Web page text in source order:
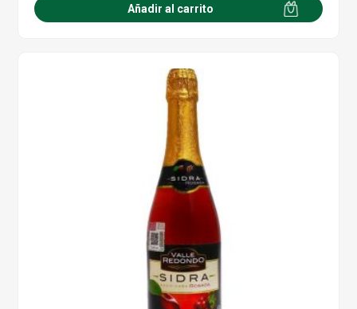
Añadir al carrito